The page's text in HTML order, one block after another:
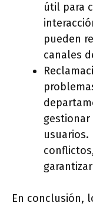
útil para
pueden
canales
usuarios.
En conclusión,